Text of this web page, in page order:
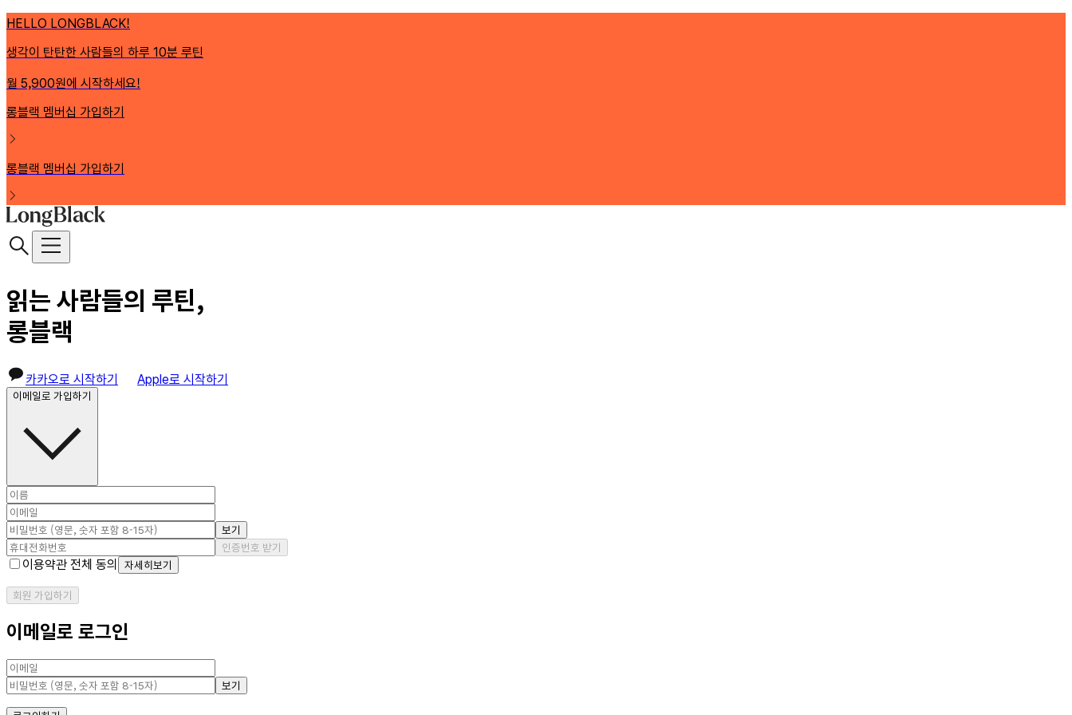
HELLO LONGBLACK!
생각이 탄탄한 사람들의 하루 10분 루틴
월 5,900원에 시작하세요!
롱블랙 멤버십 가입하기
롱블랙 멤버십 가입하기
읽는 사람들의 루틴,
롱블랙
카카오로 시작하기 Apple로 시작하기
이메일로 가입하기
보기
인증번호 받기
이용약관 전체 동의 자세히보기
회원 가입하기
이메일로 로그인
보기